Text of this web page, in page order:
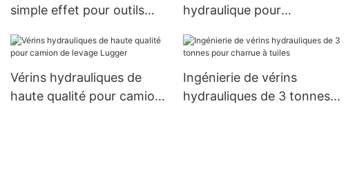
simple effet pour outils
hydraulique pour
HYDRAULIC
Vérins hydrauliques de
haute qualité pour camion
Ingénierie de vérins
hydrauliques de 3 tonnes